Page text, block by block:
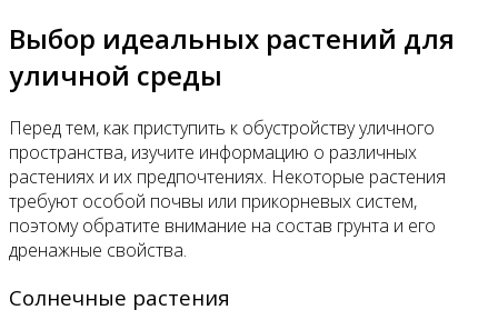
Выбор идеальных растений для
уличной среды
Перед тем, как приступить к обустройству уличного
пространства, изучите информацию о различных
растениях и их предпочтениях. Некоторые растения
требуют особой почвы или прикорневых систем,
поэтому обратите внимание на состав грунта и его
дренажные свойства.
Солнечные растения